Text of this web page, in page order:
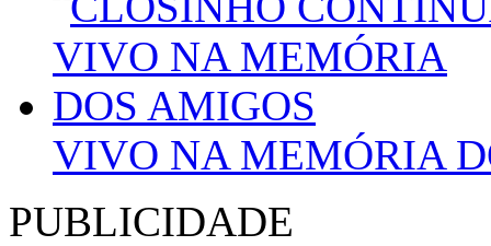
VIVO NA MEMÓRIA
PUBLICIDADE